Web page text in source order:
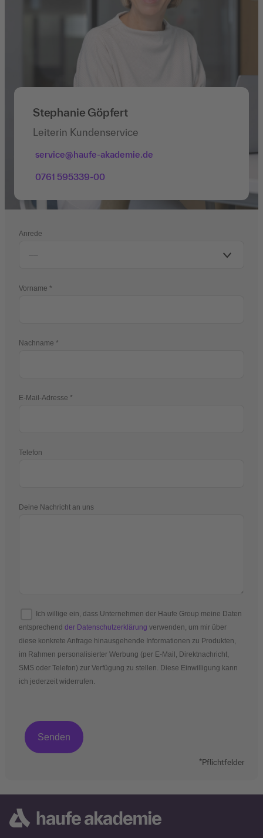
Stephanie Göpfert
Leiterin Kundenservice
service@haufe-akademie.de
0761 595339-00
Anrede
Vorname
Nachname
E-Mail-Adresse
Telefon
Deine Nachricht an uns
Ich willige ein, dass Unternehmen der Haufe Group meine Daten
entsprechend der Datenschutzerklärung verwenden, um mir über
diese konkrete Anfrage hinausgehende Informationen zu Produkten,
im Rahmen personalisierter Werbung (per E-Mail, Direktnachricht,
SMS oder Telefon) zur Verfügung zu stellen. Diese Einwilligung kann
ich jederzeit widerrufen.
*Pflichtfelder